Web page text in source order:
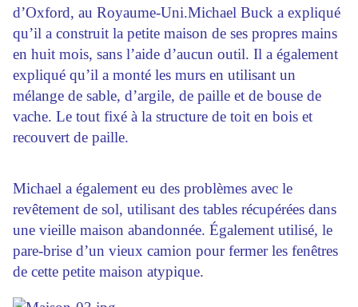
d’Oxford, au Royaume-Uni.Michael Buck a expliqué
qu’il a construit la petite maison de ses propres mains
en huit mois, sans l’aide d’aucun outil. Il a également
expliqué qu’il a monté les murs en utilisant un
mélange de sable, d’argile, de paille et de bouse de
vache. Le tout fixé à la structure de toit en bois et
recouvert de paille.
Michael a également eu des problèmes avec le
revêtement de sol, utilisant des tables récupérées dans
une vieille maison abandonnée. Également utilisé, le
pare-brise d’un vieux camion pour fermer les fenêtres
de cette petite maison atypique.